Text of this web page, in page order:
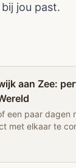
jou past.
aan Zee:
een paar dagen
met elkaar te